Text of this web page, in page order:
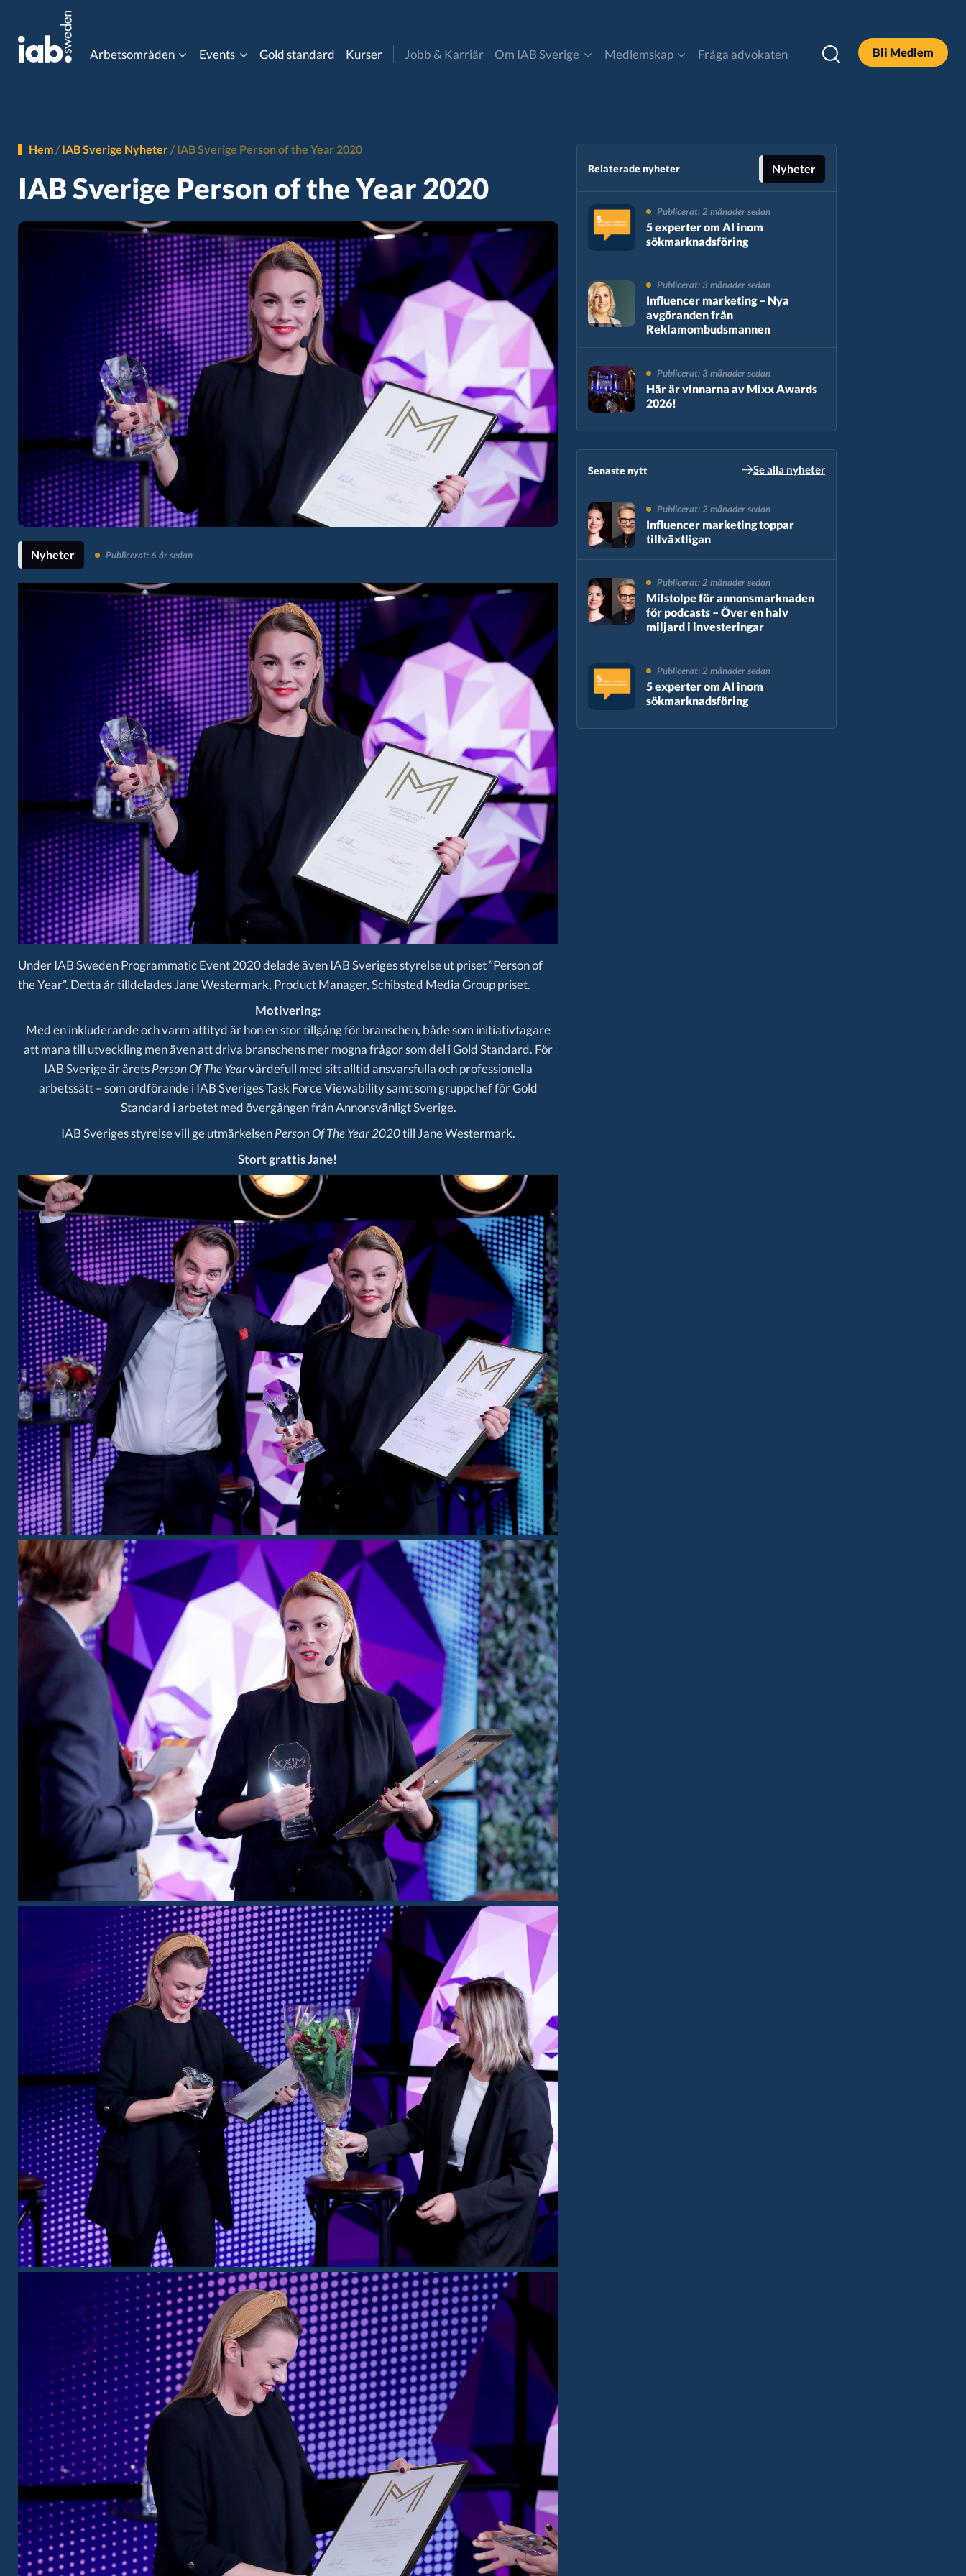
Arbetsområden
Legal och Policy
Online Video Ordlista
marketing
Podcast
Post 3rd Party Cookies Programmatic Retail Media
Viewability Gold standard CommToAct Alla Rapporter & Guider
Events
MIXX Awards
Programmatic Event
Gold standard Kurser Jobb & Karriär Om IAB Sverige
IAB Sverige nyheter
Styrelse & Valberedning​
Medlemskap Fråga advokaten Bli Medlem
Hem/ IAB Sverige Nyheter/ IAB Sverige Person of the Year 2020
IAB Sverige Person of the Year 2020
Nyheter Publicerat: 6 år sedan
Under IAB Sweden Programmatic Event 2020 delade även IAB Sveriges styrelse ut priset ”Person of
the Year”. Detta år tilldelades Jane Westermark, Product Manager, Schibsted Media Group priset.
Motivering:
Med en inkluderande och varm attityd är hon en stor tillgång för branschen, både som initiativtagare
att mana till utveckling men även att driva branschens mer mogna frågor som del i Gold Standard. För
IAB Sverige är åretsPerson Of The Yearvärdefull med sitt alltid ansvarsfulla och professionella
arbetssätt – som ordförande i IAB Sveriges Task Force Viewability samt som gruppchef för Gold
Standard i arbetet med övergången från Annonsvänligt Sverige.
IAB Sveriges styrelse vill ge utmärkelsenPerson Of The Year 2020till Jane Westermark.
Stort grattis Jane!
Relaterade nyheter Nyheter
Publicerat: 2 månader sedan
5 experter om AI inom
sökmarknadsföring
Publicerat: 3 månader sedan
Influencer marketing – Nya
avgöranden från
Reklamombudsmannen
Publicerat: 3 månader sedan
Här är vinnarna av Mixx Awards
2026!
Senaste nytt​ Se alla nyheter
Publicerat: 2 månader sedan
Influencer marketing toppar
tillväxtligan
Publicerat: 2 månader sedan
Milstolpe för annonsmarknaden
för podcasts – Över en halv
miljard i investeringar
Publicerat: 2 månader sedan
5 experter om AI inom
sökmarknadsföring